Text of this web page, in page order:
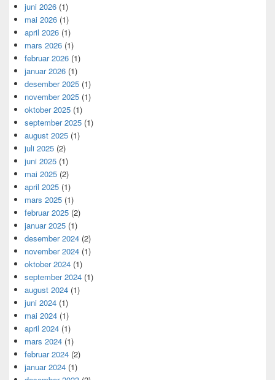
juni 2026 (1)
mai 2026 (1)
april 2026 (1)
mars 2026 (1)
februar 2026 (1)
januar 2026 (1)
desember 2025 (1)
november 2025 (1)
oktober 2025 (1)
september 2025 (1)
august 2025 (1)
juli 2025 (2)
juni 2025 (1)
mai 2025 (2)
april 2025 (1)
mars 2025 (1)
februar 2025 (2)
januar 2025 (1)
desember 2024 (2)
november 2024 (1)
oktober 2024 (1)
september 2024 (1)
august 2024 (1)
juni 2024 (1)
mai 2024 (1)
april 2024 (1)
mars 2024 (1)
februar 2024 (2)
januar 2024 (1)